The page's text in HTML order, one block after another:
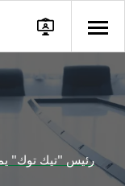
رئيس "تيك توك"